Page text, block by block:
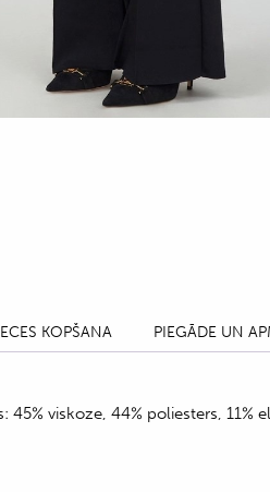
KOPŠANA PIEGĀDE UN
45% viskoze, 44% poliesters, 11%